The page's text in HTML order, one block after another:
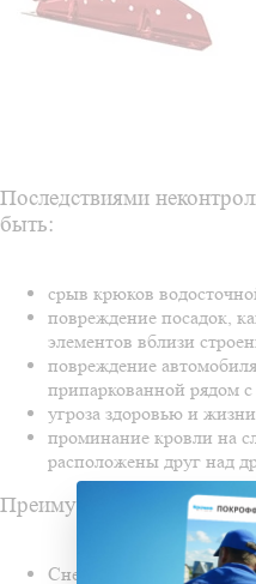
Последствиями
быть:
срыв крюков
повреждение посадок,
элементов вблизи
повреждение
припаркованной рядом
угроза здоровью и
проминание кровли на
расположены друг над
Преимущества
Снегозадержатель